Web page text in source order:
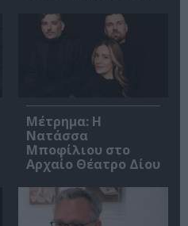
Μέτρημα: Η
Νατάσσα
Μποφίλιου στο
Αρχαίο Θέατρο Δίου